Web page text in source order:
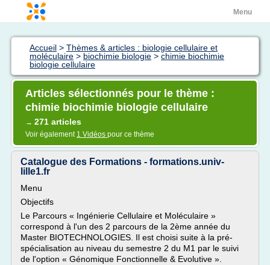
Menu
Accueil > Thèmes & articles : biologie cellulaire et
moléculaire > biochimie biologie > chimie biochimie
biologie cellulaire
Articles sélectionnés pour le thème :
chimie biochimie biologie cellulaire
→ 271 articles
Voir également 1 Vidéos pour ce thème
Catalogue des Formations - formations.univ-
lille1.fr
Menu
Objectifs
Le Parcours « Ingénierie Cellulaire et Moléculaire »
correspond à l'un des 2 parcours de la 2ème année du
Master BIOTECHNOLOGIES. Il est choisi suite à la pré-
spécialisation au niveau du semestre 2 du M1 par le suivi
de l'option « Génomique Fonctionnelle & Evolutive ».